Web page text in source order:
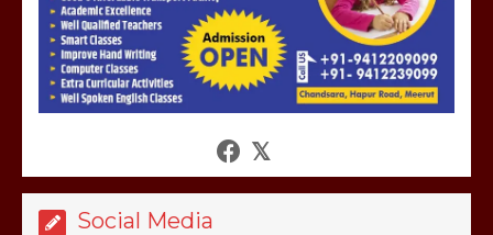
Social Media
आखिर क्यों जैनुल सालीकिन को शहर काजी नहीं
शफीकुर्रहमान रहमान ने